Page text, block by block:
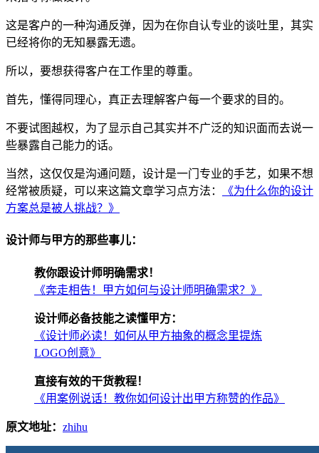
这是客户的一种沟通反弹，因为在你自认专业的谈吐里，其实
已经将你的无知暴露无遗。
所以，要想获得客户在工作里的尊重。
首先，懂得同理心，真正去理解客户每一个要求的目的。
不要试图越权，为了显示自己其实并不广泛的知识面而去说一
些暴露自己能力的话。
当然，这仅仅是沟通问题，设计是一门专业的手艺，如果不想
经常被质疑，可以来这篇文章学习点方法：
《为什么你的设计
方案总是被人挑战？》
设计师与甲方的那些事儿：
教你跟设计师明确需求！
《奔走相告！甲方如何与设计师明确需求？》
设计师必备技能之读懂甲方：
《设计师必读！如何从甲方抽象的概念里提炼
LOGO创意》
直接有效的干货教程！
《用案例说话！教你如何设计出甲方称赞的作品》
原文地址： zhihu